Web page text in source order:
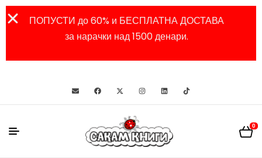
ПОПУСТИ до 60% и БЕСПЛАТНА ДОСТАВА
за нарачки над 1500 денари.
0